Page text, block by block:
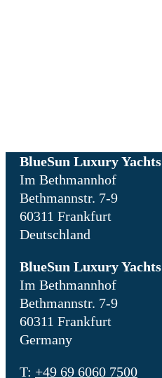
BlueSun Luxury Yachts
Im Bethmannhof
Bethmannstr. 7-9
60311 Frankfurt
Deutschland
BlueSun Luxury Yachts
Im Bethmannhof
Bethmannstr. 7-9
60311 Frankfurt
Germany
T: +49 69 6060 7500